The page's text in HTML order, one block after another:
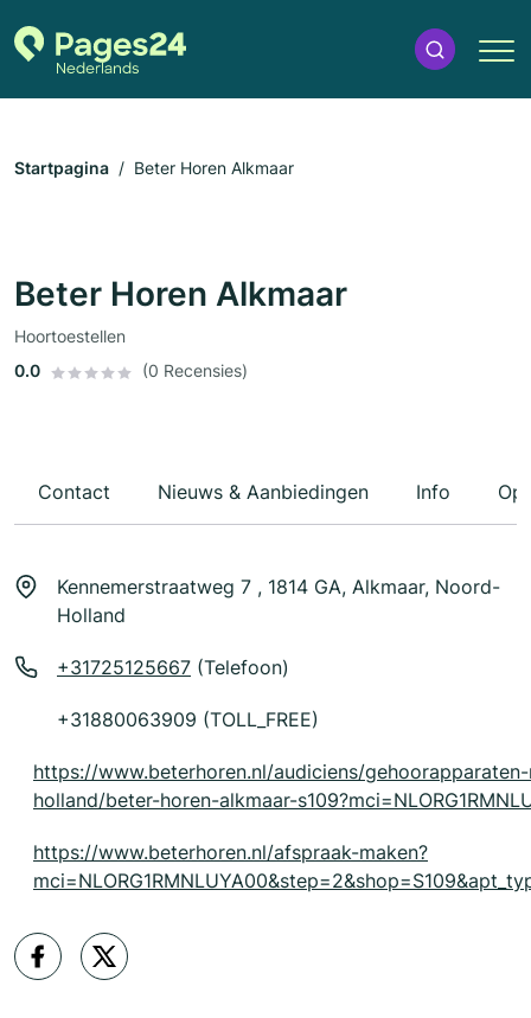
Startpagina Beter Horen Alkmaar
Beter Horen Alkmaar
Hoortoestellen
0.0
(0 Recensies)
Contact Nieuws & Aanbiedingen Info
Kennemerstraatweg 7 , 1814 GA, Alkmaar, Noord-
Holland
+31725125667 (Telefoon)
+31880063909 (TOLL_FREE)
https://www.beterhoren.nl/audiciens/
holland/beter-horen-alkmaar-
https://www.beterhoren.nl/afspraak-maken?